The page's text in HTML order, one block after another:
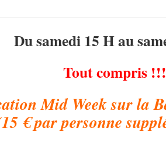
Du samedi 15 H au
Tout compris !!!
Mid Weeksur la
€ par personne